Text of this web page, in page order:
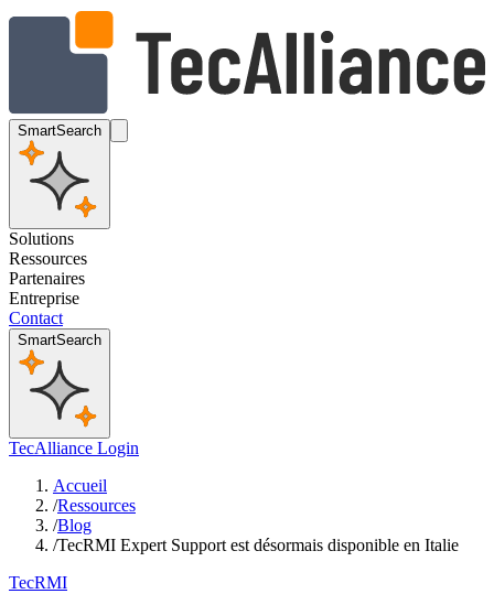
SmartSearch
Solutions
Ressources
Partenaires
Entreprise
Contact
SmartSearch
TecAlliance Login
Accueil
/Ressources
/Blog
/TecRMI Expert Support est désormais disponible en Italie
TecRMI